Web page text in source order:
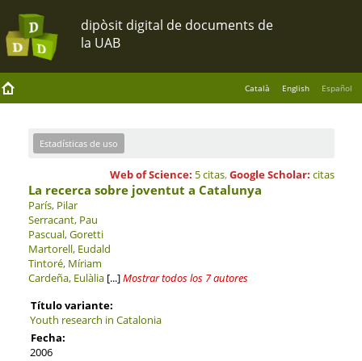
Català English Español
Estadísticas de uso
Web of Science: 5 citas, Google Scholar: citas
La recerca sobre joventut a Catalunya
París, Pilar
Serracant, Pau
Pascual, Goretti
Martorell, Eudald
Tintoré, Míriam
Cardeña, Eulàlia [...]Mostrar todos los 7 autores
Título variante:
Youth research in Catalonia
Fecha:
2006